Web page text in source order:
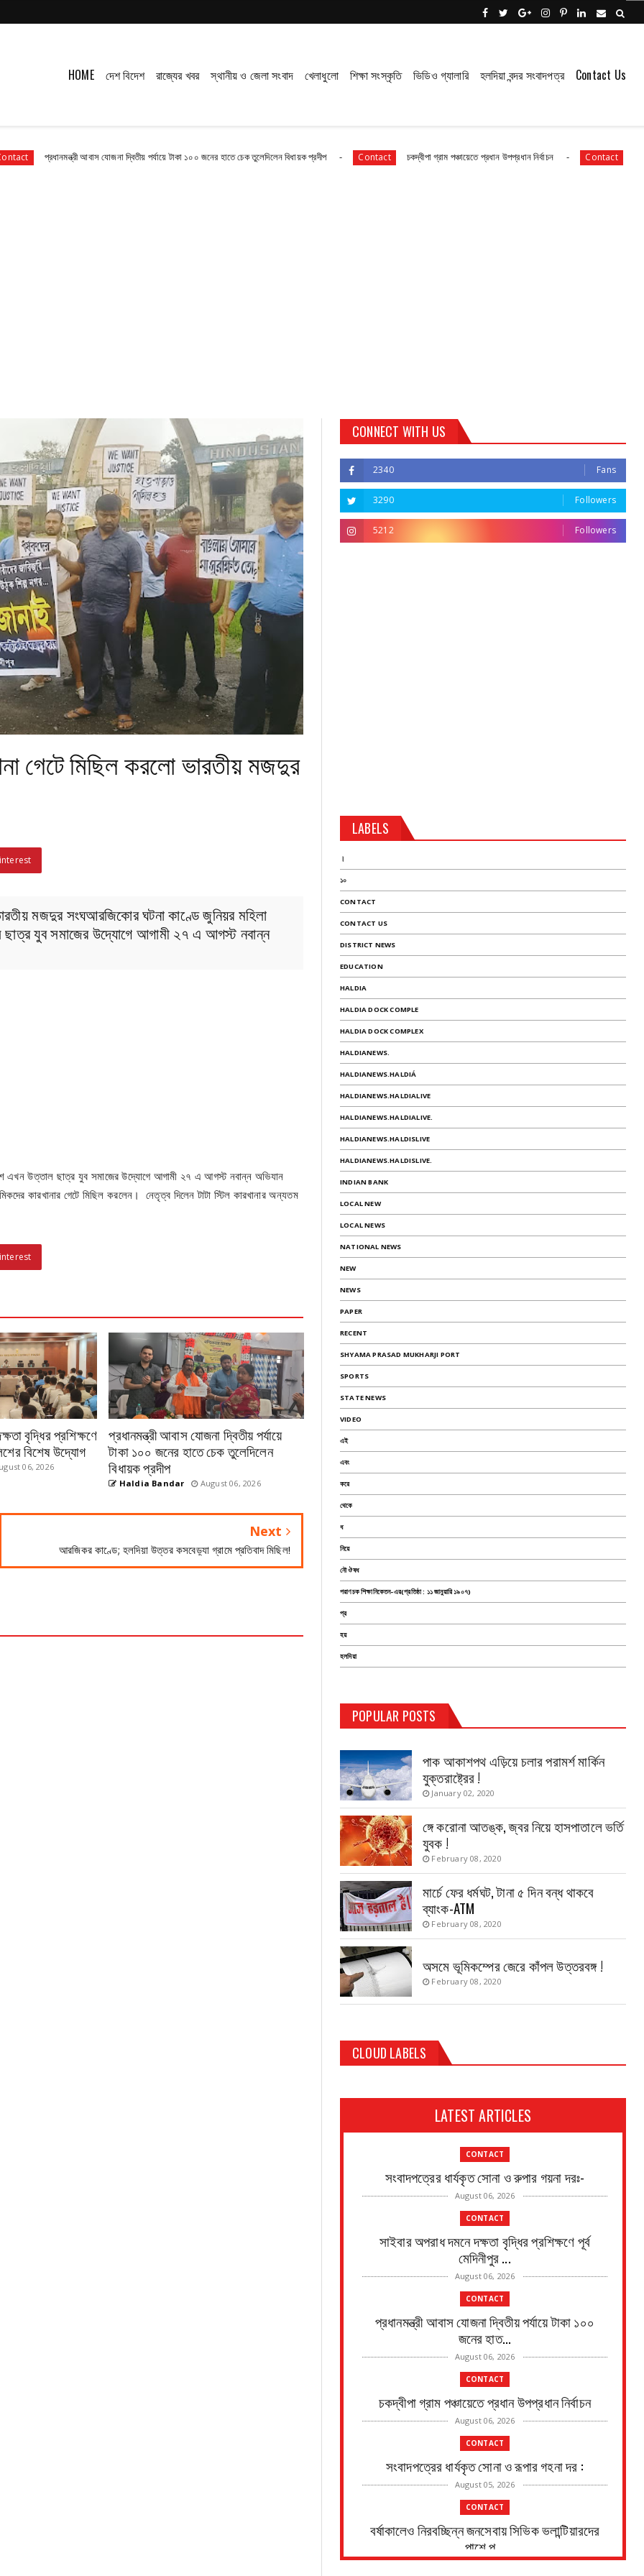
HOME দেশ বিদেশ রাজ্যের খবর স্থানীয় ও জেলা সংবাদ খেলাধুলো শিক্ষা সংস্কৃতি ভিডিও গ্যালারি হলদিয়া বন্দর সংবাদপত্র Contact Us
আবাস যোজনা দ্বিতীয় পর্যায়ে টাকা ১০০ জনের হাতে চেক তুলেদিলেন বিধায়ক প্রদীপ Contact চকদ্বীপা গ্রাম পঞ্চায়েতে প্রধান উপপ্রধান নির্বাচন Contact সংবাদপত্রের
গেটে মিছিল করলো ভারতীয় মজদুর
মজদুর সংঘআরজিকোর ঘটনা কাণ্ডে জুনিয়র মহিলা
যুব সমাজের উদ্যোগে আগামী ২৭ এ আগস্ট নবান্ন
এখন উত্তাল ছাত্র যুব সমাজের উদ্যোগে আগামী ২৭ এ আগস্ট নবান্ন অভিযান
কারখানার গেটে মিছিল করলেন। নেতৃত্ব দিলেন টাটা স্টিল কারখানার অন্যতম
বৃদ্ধির প্রশিক্ষণে
বিশেষ উদ্যোগ
06, 2026
প্রধানমন্ত্রী আবাস যোজনা দ্বিতীয় পর্যায়ে
টাকা ১০০ জনের হাতে চেক তুলেদিলেন
বিধায়ক প্রদীপ
Haldia Bandar August 06, 2026
Next
আরজিকর কাণ্ডে; হলদিয়া উত্তর কসবেড়্যা গ্রামে প্রতিবাদ মিছিল!
CONNECT WITH US
2340 Fans
3290 Followers
5212 Followers
LABELS
।
১০
CONTACT
CONTACT US
DISTRICT NEWS
EDUCATION
HALDIA
HALDIA DOCK COMPLE
HALDIA DOCK COMPLEX
HALDIANEWS.
HALDIANEWS.HALDIÁ
HALDIANEWS.HALDIALIVE
HALDIANEWS.HALDIALIVE.
HALDIANEWS.HALDISLIVE
HALDIANEWS.HALDISLIVE.
INDIAN BANK
LOCAL NEW
LOCAL NEWS
NATIONAL NEWS
NEW
NEWS
PAPER
RECENT
SHYAMA PRASAD MUKHARJI PORT
SPORTS
STATE NEWS
VIDEO
এই
এবং
করে
থেকে
ধ
নিয়ে
নৌ ঔষধ
পরাণচক শিক্ষানিকেতন-এর(প্রতিষ্ঠা : ১১ জানুয়ারি ১৯০৭)
প্র
হয়
হলদিয়া
POPULAR POSTS
TEST PAGE
August 14, 2019
পাক আকাশপথ এড়িয়ে চলার পরামর্শ মার্কিন
যুক্তরাষ্ট্রের !
January 02, 2020
ঙ্গে করোনা আতঙ্ক, জ্বর নিয়ে হাসপাতালে ভর্তি
যুবক !
February 08, 2020
মার্চে ফের ধর্মঘট, টানা ৫ দিন বন্ধ থাকবে
ব্যাংক-ATM
February 08, 2020
অসমে ভূমিকম্পের জেরে কাঁপল উত্তরবঙ্গ !
February 08, 2020
CLOUD LABELS
LATEST ARTICLES
CONTACT
সংবাদপত্রের ধার্যকৃত সোনা ও রুপার গয়না দরঃ-
August 06, 2026
CONTACT
সাইবার অপরাধ দমনে দক্ষতা বৃদ্ধির প্রশিক্ষণে পূর্ব
মেদিনীপুর ...
August 06, 2026
CONTACT
প্রধানমন্ত্রী আবাস যোজনা দ্বিতীয় পর্যায়ে টাকা ১০০
জনের হাত...
August 06, 2026
CONTACT
চকদ্বীপা গ্রাম পঞ্চায়েতে প্রধান উপপ্রধান নির্বাচন
August 06, 2026
CONTACT
সংবাদপত্রের ধার্যকৃত সোনা ও রূপার গহনা দর :
August 05, 2026
CONTACT
বর্ষাকালেও নিরবচ্ছিন্ন জনসেবায় সিভিক ভলান্টিয়ারদের
পাশে পূ...